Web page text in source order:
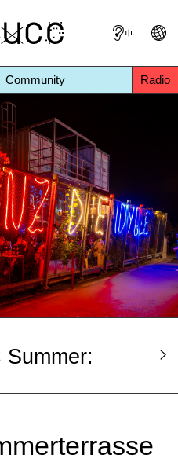
Community Radio
Summer: